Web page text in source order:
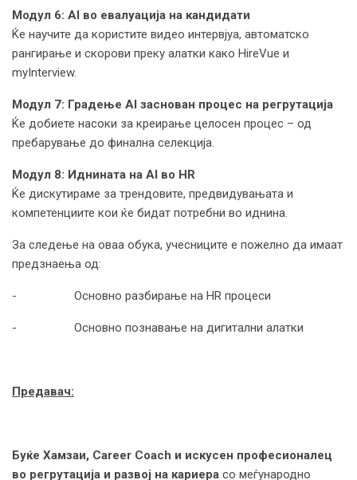
Модул 6: AI во евалуација на кандидати
Ќе научите да користите видео интервјуа, автоматско
рангирање и скорови преку алатки како HireVue и
myInterview.
Модул 7: Градење AI заснован процес на регрутација
Ќе добиете насоки за креирање целосен процес – од
пребарување до финална селекција.
Модул 8: Иднината на AI во HR
Ќе дискутираме за трендовите, предвидувањата и
компетенциите кои ќе бидат потребни во иднина.
За следење на оваа обука, учесниците е пожелно да имаат
предзнаења од:
- Основно разбирање на HR процеси
- Основно познавање на дигитални алатки
Предавач:
Буќе Хамзаи, Career Coach и искусен професионалец
во регрутација и развој на кариера со меѓународно